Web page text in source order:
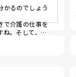
かるのでしょう
で介護の仕事を
。そして、デ
をお考え…ショ
の黒子ダイル